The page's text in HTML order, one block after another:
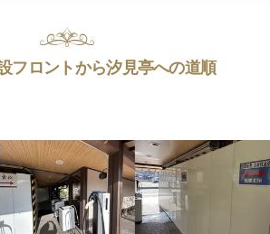
フロントから汐見亭への道順